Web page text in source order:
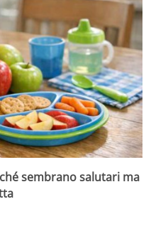
sembrano salutari ma